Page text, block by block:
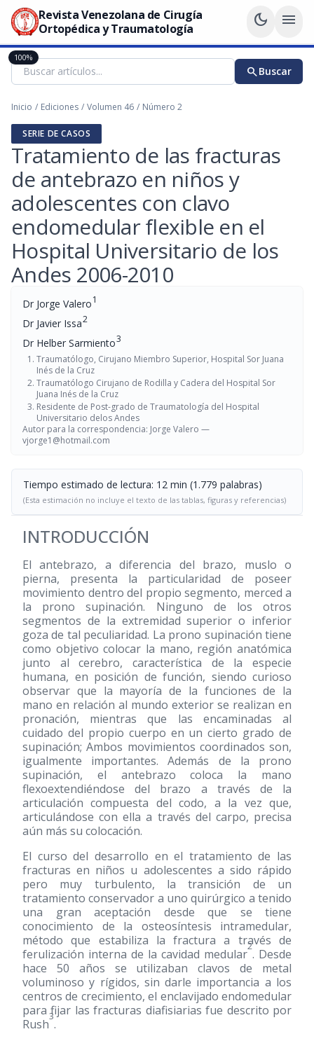
Revista Venezolana de Cirugía
Ortopédica y Traumatología
dark_mode menu
searchBuscar
Inicio / Ediciones / Volumen 46 / Número 2
SERIE DE CASOS
Tratamiento de las fracturas
de antebrazo en niños y
adolescentes con clavo
endomedular flexible en el
Hospital Universitario de los
Andes 2006-2010
Dr Jorge Valero1
Dr Javier Issa2
Dr Helber Sarmiento3
Traumatólogo, Cirujano Miembro Superior, Hospital Sor Juana
Inés de la Cruz
Traumatólogo Cirujano de Rodilla y Cadera del Hospital Sor
Juana Inés de la Cruz
Residente de Post-grado de Traumatología del Hospital
Universitario delos Andes
Autor para la correspondencia: Jorge Valero —
vjorge1@hotmail.com
Tiempo estimado de lectura: 12 min (1.779 palabras)
(Esta estimación no incluye el texto de las tablas, figuras y referencias)
INTRODUCCIÓN
El antebrazo, a diferencia del brazo, muslo o
pierna, presenta la particularidad de poseer
movimiento dentro del propio segmento, merced a
la prono supinación. Ninguno de los otros
segmentos de la extremidad superior o inferior
goza de tal peculiaridad. La prono supinación tiene
como objetivo colocar la mano, región anatómica
junto al cerebro, característica de la especie
humana, en posición de función, siendo curioso
observar que la mayoría de la funciones de la
mano en relación al mundo exterior se realizan en
pronación, mientras que las encaminadas al
cuidado del propio cuerpo en un cierto grado de
supinación; Ambos movimientos coordinados son,
igualmente importantes. Además de la prono
supinación, el antebrazo coloca la mano
flexoextendiéndose del brazo a través de la
articulación compuesta del codo, a la vez que,
articulándose con ella a través del carpo, precisa
aún más su colocación.
El curso del desarrollo en el tratamiento de las
fracturas en niños u adolescentes a sido rápido
pero muy turbulento, la transición de un
tratamiento conservador a uno quirúrgico a tenido
una gran aceptación desde que se tiene
conocimiento de la osteosíntesis intramedular,
método que estabiliza la fractura a través de
ferulización interna de la cavidad medular
2
. Desde
hace 50 años se utilizaban clavos de metal
voluminoso y rígidos, sin darle importancia a los
centros de crecimiento, el enclavijado endomedular
para fijar las fracturas diafisiarias fue descrito por
Rush
3
.
100%